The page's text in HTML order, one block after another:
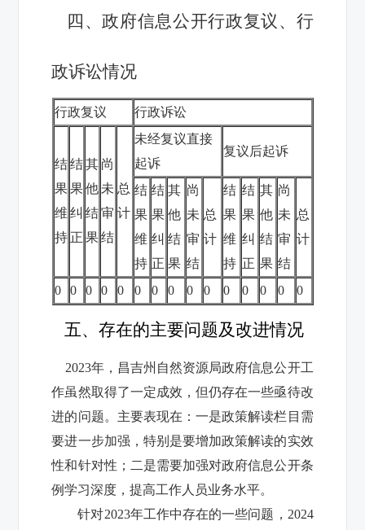
四、政府信息公开行政复议、行
政诉讼情况
行政复议 行政诉讼
结
果
维
持
结
果
纠
正
其
他
结
果
尚
未
审
结
总
计
未经复议直接
起诉
复议后起诉
结
果
维
持
结
果
纠
正
其
他
结
果
尚
未
审
结
总
计
结
果
维
持
结
果
纠
正
其
他
结
果
尚
未
审
结
总
计
0 0 0 0 0 0 0 0 0 0 0 0 0 0 0
五、存在的主要问题及改进情况
2023年，昌吉州自然资源局政府信息公开工
作虽然取得了一定成效，但仍存在一些亟待改
进的问题。主要表现在：一是政策解读栏目需
要进一步加强，特别是要增加政策解读的实效
性和针对性；二是需要加强对政府信息公开条
例学习深度，提高工作人员业务水平。
针对2023年工作中存在的一些问题，2024